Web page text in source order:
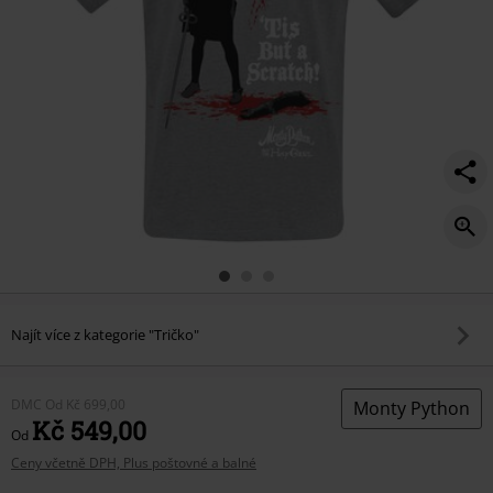
Najít více z kategorie "Tričko"
DMC Od Kč 699,00
Od Kč 549,00
Ceny včetně DPH, Plus poštovné a balné
Monty Python